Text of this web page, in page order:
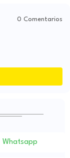
0 Comentarios
Whatsapp